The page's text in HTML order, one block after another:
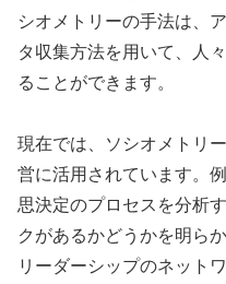
シオメトリーの手法は、
タ収集方法を用いて、人
ることができます。
現在では、ソシオメトリ
営に活用されています。
思決定のプロセスを分析
クがあるかどうかを明ら
リーダーシップのネット